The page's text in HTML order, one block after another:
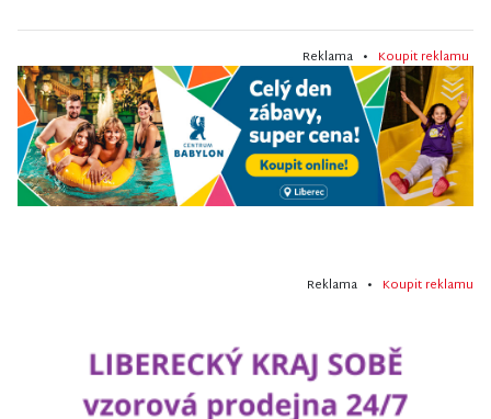
Reklama • Koupit reklamu
Reklama • Koupit reklamu